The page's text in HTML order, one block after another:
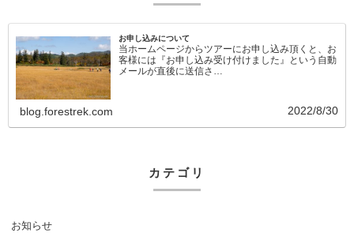
お申し込みについて
当ホームページからツアーにお申し込み頂くと、お
客様には『お申し込み受け付けました』という自動
メールが直後に送信さ…
blog.forestrek.com 2022/8/30
カテゴリ
お知らせ